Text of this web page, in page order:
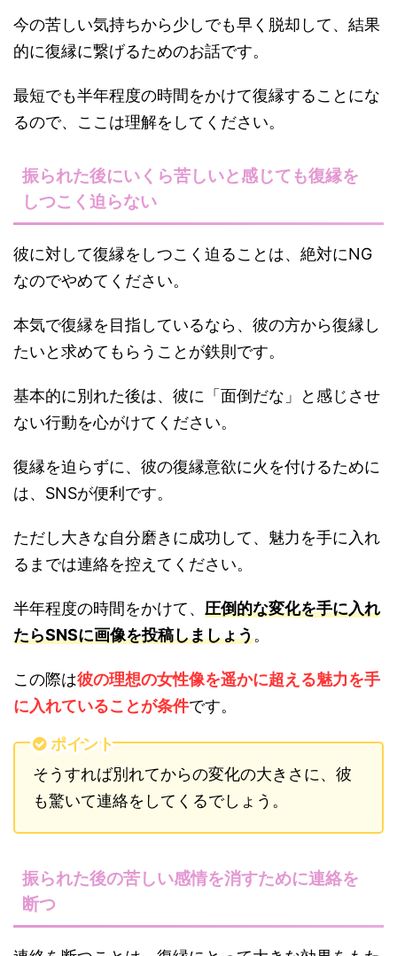
今の苦しい気持ちから少しでも早く脱却して、結果
的に復縁に繋げるためのお話です。
最短でも半年程度の時間をかけて復縁することにな
るので、ここは理解をしてください。
振られた後にいくら苦しいと感じても復縁を
しつこく迫らない
彼に対して復縁をしつこく迫ることは、絶対にNG
なのでやめてください。
本気で復縁を目指しているなら、彼の方から復縁し
たいと求めてもらうことが鉄則です。
基本的に別れた後は、彼に「面倒だな」と感じさせ
ない行動を心がけてください。
復縁を迫らずに、彼の復縁意欲に火を付けるために
は、SNSが便利です。
ただし大きな自分磨きに成功して、魅力を手に入れ
るまでは連絡を控えてください。
半年程度の時間をかけて、 圧倒的な変化を手に入れ
たらSNSに画像を投稿しましょう。
この際は彼の理想の女性像を遥かに超える魅力を手
に入れていることが条件です。
ポイント
そうすれば別れてからの変化の大きさに、彼
も驚いて連絡をしてくるでしょう。
振られた後の苦しい感情を消すために連絡を
断つ